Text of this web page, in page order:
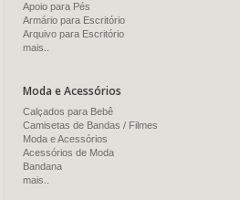
Apoio para Pés
Armário para Escritório
Arquivo para Escritório
mais..
Moda e Acessórios
Calçados para Bebê
Camisetas de Bandas / Filmes
Moda e Acessórios
Acessórios de Moda
Bandana
mais..